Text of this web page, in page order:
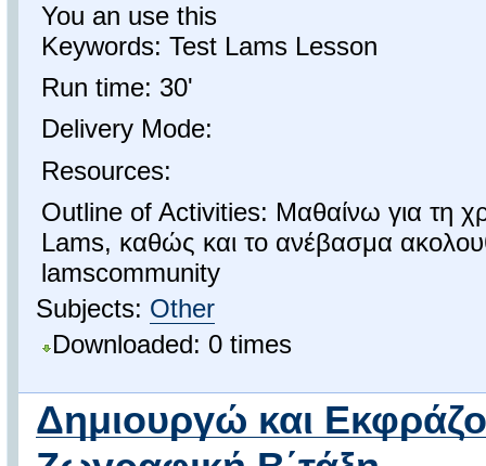
You an use this
Keywords: Test Lams Lesson
Run time: 30'
Delivery Mode:
Resources:
Outline of Activities: Μαθαίνω για τη
Lams, καθώς και το ανέβασμα
lamscommunity
Subjects: Other
Downloaded: 0 times
Δημιουργώ και